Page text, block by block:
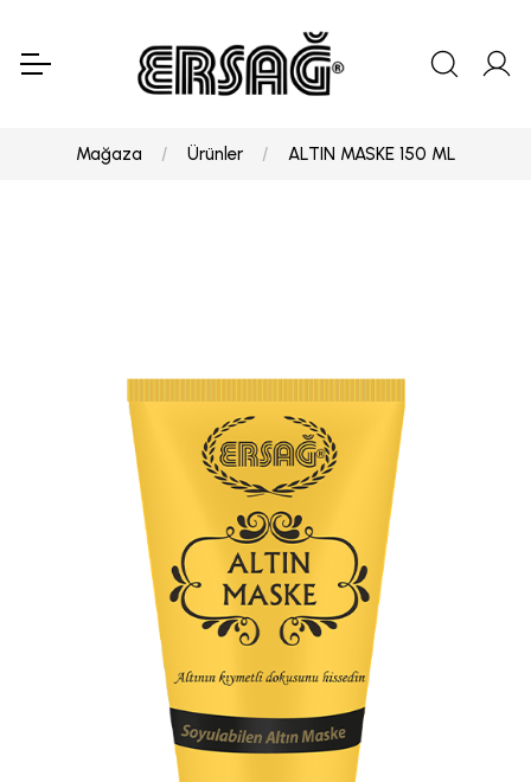
Mağaza Ürünler ALTIN MASKE 150 ML